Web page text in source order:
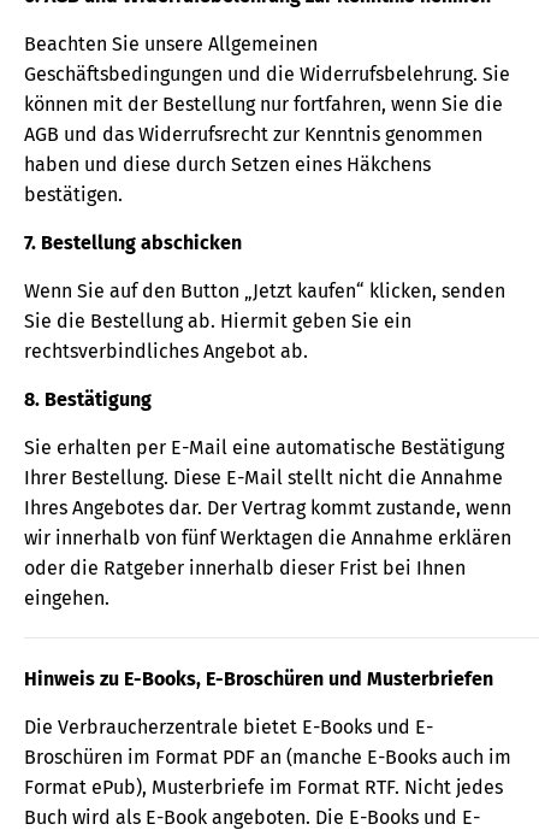
Beachten Sie unsere Allgemeinen
Geschäftsbedingungen und die Widerrufsbelehrung. Sie
können mit der Bestellung nur fortfahren, wenn Sie die
AGB und das Widerrufsrecht zur Kenntnis genommen
haben und diese durch Setzen eines Häkchens
bestätigen.
7. Bestellung abschicken
Wenn Sie auf den Button „Jetzt kaufen“ klicken, senden
Sie die Bestellung ab. Hiermit geben Sie ein
rechtsverbindliches Angebot ab.
8. Bestätigung
Sie erhalten per E-Mail eine automatische Bestätigung
Ihrer Bestellung. Diese E-Mail stellt nicht die Annahme
Ihres Angebotes dar. Der Vertrag kommt zustande, wenn
wir innerhalb von fünf Werktagen die Annahme erklären
oder die Ratgeber innerhalb dieser Frist bei Ihnen
eingehen.
Hinweis zu E-Books, E-Broschüren und Musterbriefen
Die Verbraucherzentrale bietet E-Books und E-
Broschüren im Format PDF an (manche E-Books auch im
Format ePub), Musterbriefe im Format RTF. Nicht jedes
Buch wird als E-Book angeboten. Die E-Books und E-